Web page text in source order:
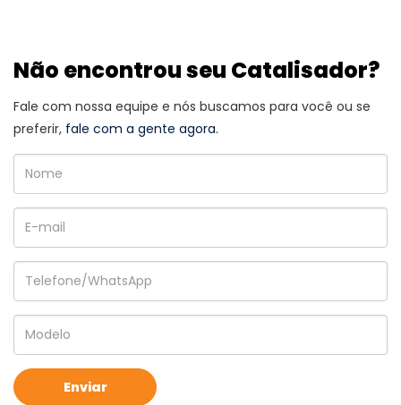
Não encontrou seu Catalisador?
Fale com nossa equipe e nós buscamos para você ou se
preferir, fale com a gente agora.